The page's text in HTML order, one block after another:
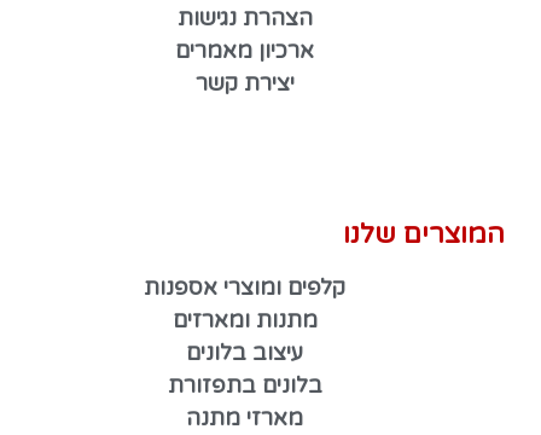
הצהרת נגישות
ארכיון מאמרים
יצירת קשר
המוצרים שלנו
קלפים ומוצרי אספנות
מתנות ומארזים
עיצוב בלונים
בלונים בתפזורת
מארזי מתנה